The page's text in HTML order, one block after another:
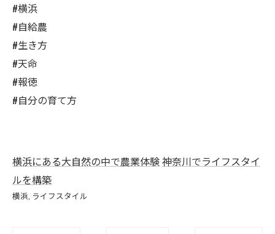
#横浜
#自給農
#生き方
#天命
#報徳
#自分の育て方
横浜にある大自然の中で農業体験神奈川でライフスタイ
ルを構築
横浜 ライフスタイル